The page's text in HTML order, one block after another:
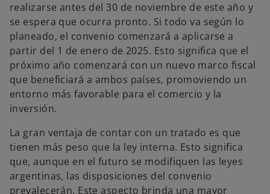
realizarse antes del 30 de noviembre de este año y
se espera que ocurra pronto. Si todo va según lo
planeado, el convenio comenzará a aplicarse a
partir del 1 de enero de 2025. Esto significa que el
próximo año comenzará con un nuevo marco fiscal
que beneficiará a ambos países, promoviendo un
entorno más favorable para el comercio y la
inversión.
La gran ventaja de contar con un tratado es que
tienen más peso que la ley interna. Esto significa
que, aunque en el futuro se modifiquen las leyes
argentinas, las disposiciones del convenio
prevalecerán. Este aspecto brinda una mayor